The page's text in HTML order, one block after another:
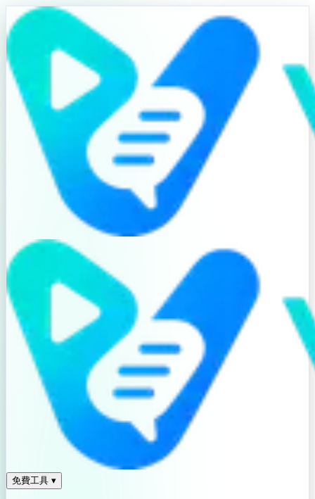
免費工具 ▾